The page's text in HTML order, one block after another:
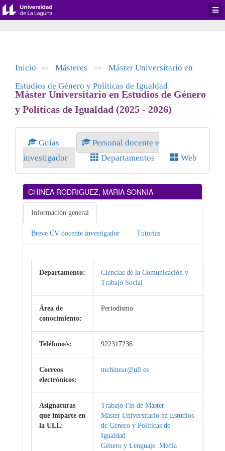
Inicio >> Másteres >>
Máster Universitario en
Estudios de Género y Políticas de Igualdad
Máster Universitario en Estudios de Género
y Políticas de Igualdad (2025 - 2026)
Guías
Personal docente e
investigador
Departamentos Web
CHINEA RODRIGUEZ, MARIA SONNIA
Información general
Breve CV docente investigador Tutorías
Departamento:
Ciencias de la Comunicación y
Trabajo Social
Área de
conocimiento:
Periodismo
Teléfono/s: 922317236
Correos
electrónicos:
mchinear@ull.es
Asignaturas
que imparte en
la ULL:
Trabajo Fin de Máster
Máster Universitario en Estudios
de Género y Políticas de
Igualdad
Género y Lenguaje. Media